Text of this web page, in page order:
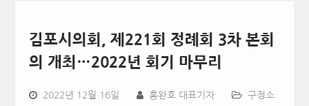
김포시의회, 제221회 정례회 3차 본회
의 개최…2022년 회기 마무리
2022년 12월 16일 홍완호 대표기자 구정소